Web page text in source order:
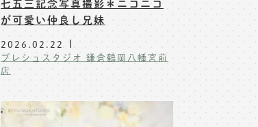
七五三記念写真撮影＊ニコニコ
が可愛い仲良し兄妹
2026.02.22
プレシュスタジオ 鎌倉鶴岡八幡宮前
店